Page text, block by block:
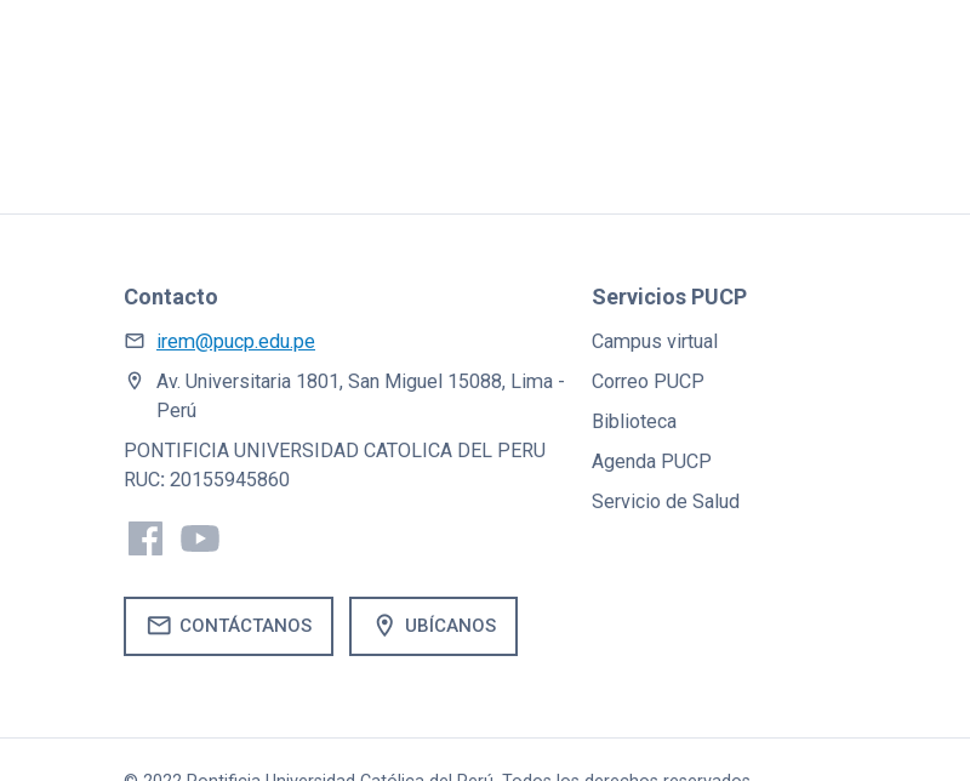
Contacto
mail irem@pucp.edu.pe
location_on
Av. Universitaria 1801, San Miguel 15088, Lima -
Perú
PONTIFICIA UNIVERSIDAD CATOLICA DEL PERU
‍RUC: 20155945860
mail CONTÁCTANOS location_on UBÍCANOS
Servicios PUCP
Campus virtual
Correo PUCP
Biblioteca
Agenda PUCP
Servicio de Salud